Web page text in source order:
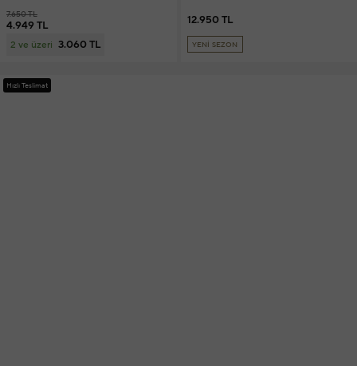
7.650 TL
4.949 TL
2 ve üzeri 3.060 TL
12.950 TL
YENİ SEZON
Hızlı Teslimat